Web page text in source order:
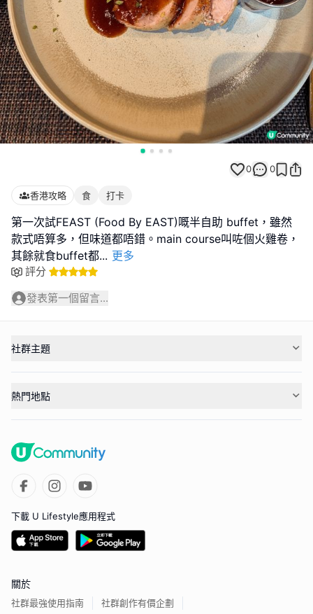
0 0
香港攻略 食 打卡
第一次試FEAST (Food By EAST)嘅半自助 buffet，雖然
款式唔算多，但味道都唔錯。main course叫咗個火雞卷，
其餘就食buffet都... 更多
評分
發表第一個留言...
社群主題
熱門地點
下載 U Lifestyle應用程式
關於
社群最強使用指南 社群創作有價企劃